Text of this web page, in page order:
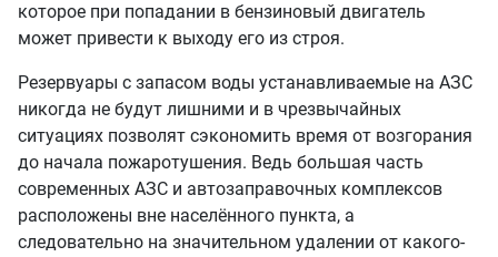
которое при попадании в бензиновый двигатель
может привести к выходу его из строя.
Резервуары с запасом воды устанавливаемые на АЗС
никогда не будут лишними и в чрезвычайных
ситуациях позволят сэкономить время от возгорания
до начала пожаротушения. Ведь большая часть
современных АЗС и автозаправочных комплексов
расположены вне населённого пункта, а
следовательно на значительном удалении от какого-